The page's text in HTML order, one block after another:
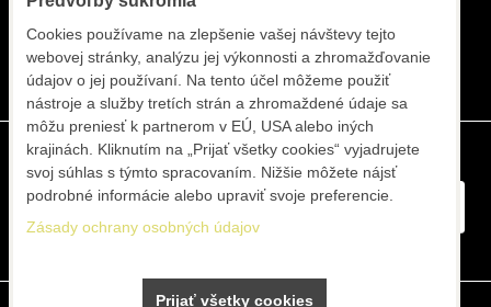
Športové systémy
Cookies používame na zlepšenie vašej návštevy tejto
webovej stránky, analýzu jej výkonnosti a zhromažďovanie
údajov o jej používaní. Na tento účel môžeme použiť
nástroje a služby tretích strán a zhromaždené údaje sa
môžu preniesť k partnerom v EÚ, USA alebo iných
krajinách. Kliknutím na „Prijať všetky cookies“ vyjadrujete
svoj súhlas s týmto spracovaním. Nižšie môžete nájsť
podrobné informácie alebo upraviť svoje preferencie.
Zásady ochrany osobných údajov
Prijať všetky cookies